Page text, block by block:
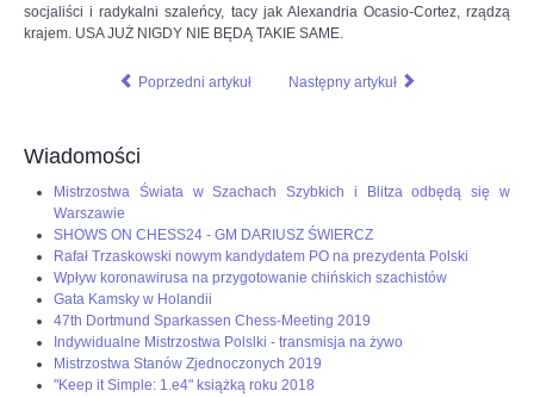
socjaliści i radykalni szaleńcy, tacy jak Alexandria Ocasio-Cortez, rządzą
krajem. USA JUŻ NIGDY NIE BĘDĄ TAKIE SAME.
Poprzedni artykuł Następny artykuł
Wiadomości
Mistrzostwa Świata w Szachach Szybkich i Blitza odbędą się w
Warszawie
SHOWS ON CHESS24 - GM DARIUSZ ŚWIERCZ
Rafał Trzaskowski nowym kandydatem PO na prezydenta Polski
Wpływ koronawirusa na przygotowanie chińskich szachistów
Gata Kamsky w Holandii
47th Dortmund Sparkassen Chess-Meeting 2019
Indywidualne Mistrzostwa Polslki - transmisja na żywo
Mistrzostwa Stanów Zjednoczonych 2019
"Keep it Simple: 1.e4" książką roku 2018